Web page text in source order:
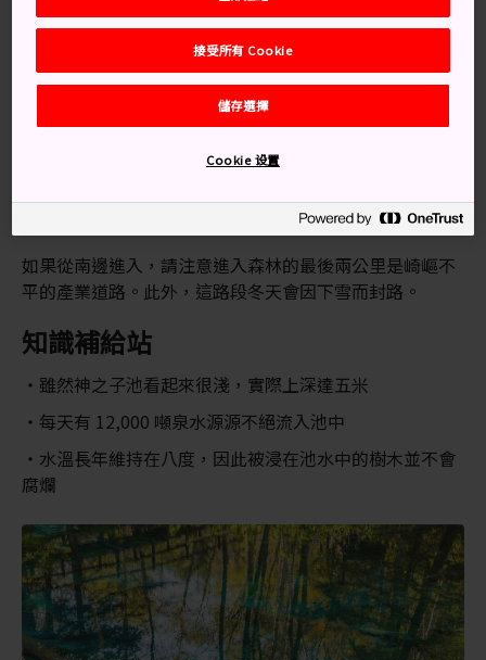
神之子池只能自駕前往。該湖距離中標津機場 50 分鐘車
程；距女滿別機場一小時車程。
從清里鎮往摩周湖/中標津町方向開出，向南行駛 25 公
里。從養老牛溫泉往清里/斜裡町方向，向北行駛 23 公
如果從南邊進入，請注意進入森林的最後兩公里是崎嶇不
平的產業道路。此外，這路段冬天會因下雪而封路。
知識補給站
雖然神之子池看起來很淺，實際上深達五米
每天有 12,000 噸泉水源源不絕流入池中
水溫長年維持在八度，因此被浸在池水中的樹木並不會
腐爛
接受所有 Cookie
儲存選擇
Cookie 设置